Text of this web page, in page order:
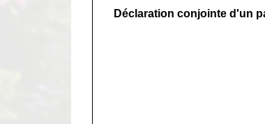
Déclaration conjointe d'un